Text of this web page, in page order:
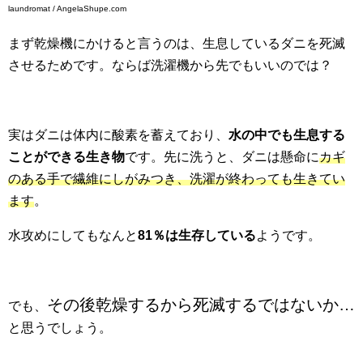
laundromat / AngelaShupe.com
まず乾燥機にかけると言うのは、生息しているダニを死滅
させるためです。ならば洗濯機から先でもいいのでは？
実はダニは体内に酸素を蓄えており、 水の中でも生息する
ことができる生き物です。先に洗うと、ダニは懸命にカギ
のある手で繊維にしがみつき、洗濯が終わっても生きてい
ます。
水攻めにしてもなんと81％は生存しているようです。
でも、 その後乾燥するから死滅するではないか…
と思うでしょう。